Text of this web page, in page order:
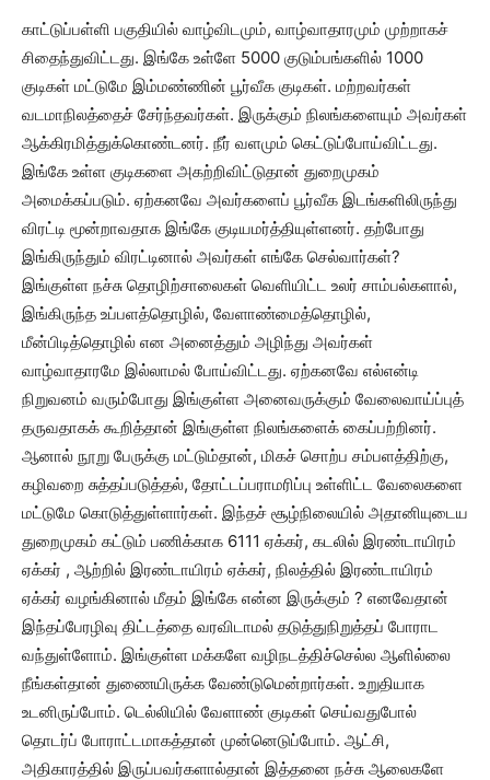
காட்டுப்பள்ளி பகுதியில் வாழ்விடமும், வாழ்வாதாரமும் முற்றாகச்
சிதைந்துவிட்டது. இங்கே உள்ளே 5000 குடும்பங்களில் 1000
குடிகள் மட்டுமே இம்மண்ணின் பூர்வீக குடிகள். மற்றவர்கள்
வடமாநிலத்தைச் சேர்ந்தவர்கள். இருக்கும் நிலங்களையும் அவர்கள்
ஆக்கிரமித்துக்கொண்டனர். நீர் வளமும் கெட்டுப்போய்விட்டது.
இங்கே உள்ள குடிகளை அகற்றிவிட்டுதான் துறைமுகம்
அமைக்கப்படும். ஏற்கனவே அவர்களைப் பூர்வீக இடங்களிலிருந்து
விரட்டி மூன்றாவதாக இங்கே குடியமர்த்தியுள்ளனர். தற்போது
இங்கிருந்தும் விரட்டினால் அவர்கள் எங்கே செல்வார்கள்?
இங்குள்ள நச்சு தொழிற்சாலைகள் வெளியிட்ட உலர் சாம்பல்களால்,
இங்கிருந்த உப்பளத்தொழில், வேளாண்மைத்தொழில்,
மீன்பிடித்தொழில் என அனைத்தும் அழிந்து அவர்கள்
வாழ்வாதாரமே இல்லாமல் போய்விட்டது. ஏற்கனவே எல்என்டி
நிறுவனம் வரும்போது இங்குள்ள அனைவருக்கும் வேலைவாய்ப்புத்
தருவதாகக் கூறித்தான் இங்குள்ள நிலங்களைக் கைப்பற்றினர்.
ஆனால் நூறு பேருக்கு மட்டும்தான், மிகச் சொற்ப சம்பளத்திற்கு,
கழிவறை சுத்தப்படுத்தல், தோட்டப்பராமரிப்பு உள்ளிட்ட வேலைகளை
மட்டுமே கொடுத்துள்ளார்கள். இந்தச் சூழ்நிலையில் அதானியுடைய
துறைமுகம் கட்டும் பணிக்காக 6111 ஏக்கர், கடலில் இரண்டாயிரம்
ஏக்கர் , ஆற்றில் இரண்டாயிரம் ஏக்கர், நிலத்தில் இரண்டாயிரம்
ஏக்கர் வழங்கினால் மீதம் இங்கே என்ன இருக்கும் ? எனவேதான்
இந்தப்பேரழிவு திட்டத்தை வரவிடாமல் தடுத்துநிறுத்தப் போராட
வந்துள்ளோம். இங்குள்ள மக்களே வழிநடத்திச்செல்ல ஆளில்லை
நீங்கள்தான் துணையிருக்க வேண்டுமென்றார்கள். உறுதியாக
உடனிருப்போம். டெல்லியில் வேளாண் குடிகள் செய்வதுபோல்
தொடர்ப் போராட்டமாகத்தான் முன்னெடுப்போம். ஆட்சி,
அதிகாரத்தில் இருப்பவர்களால்தான் இத்தனை நச்சு ஆலைகளே